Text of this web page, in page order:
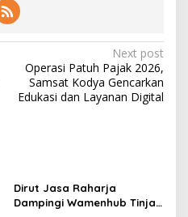
Next post
Operasi Patuh Pajak 2026,
Samsat Kodya Gencarkan
Edukasi dan Layanan Digital
Dirut Jasa Raharja
Dampingi Wamenhub Tinjau